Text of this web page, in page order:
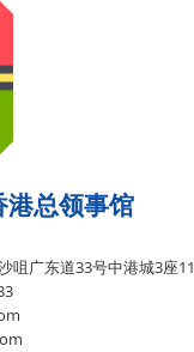
总领事馆
咀广东道33号中港城3座